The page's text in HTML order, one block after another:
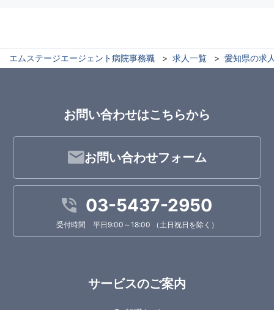
エムステージエージェント病院事務職 求人一覧 愛知県の求
お問い合わせはこちらから
お問い合わせフォーム
03-5437-2950
受付時間 平日9:00～18:00 （土日祝日を除く）
サービスのご案内